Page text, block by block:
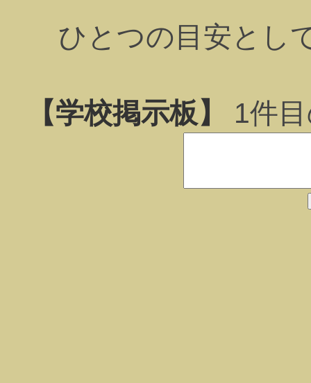
ひとつの目安とし
【学校掲示板】 1件